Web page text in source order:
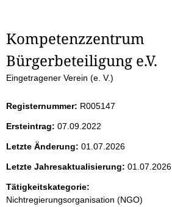
S
e
t
e
n
i
Kompetenzzentrum
Bürgerbeteiligung e.V.
Eingetragener Verein (e. V.)
Registernummer: R005147
Ersteintrag: 07.09.2022
Letzte Änderung: 01.07.2026
Letzte Jahresaktualisierung: 01.07.2026
Tätigkeitskategorie:
Nichtregierungsorganisation (NGO)